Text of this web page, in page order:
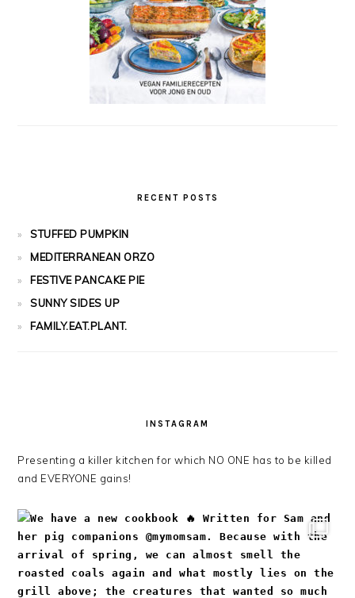
RECENT POSTS
STUFFED PUMPKIN
MEDITERRANEAN ORZO
FESTIVE PANCAKE PIE
SUNNY SIDES UP
FAMILY.EAT.PLANT.
INSTAGRAM
Presenting a killer kitchen for which NO ONE has to be killed
and EVERYONE gains!